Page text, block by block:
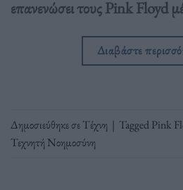
επανενώσει τους Pink Floyd
Διαβάστε
Δημοσιεύθηκε σεΤέχνη | TaggedPink
Τεχνητή Νοημοσύνη